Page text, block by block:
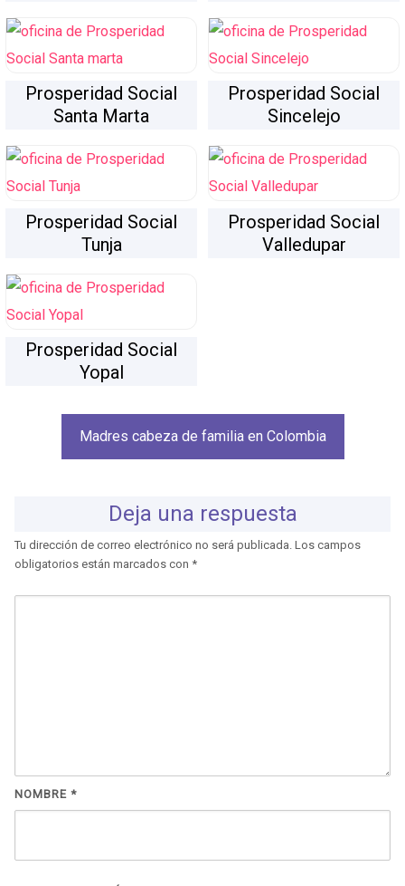
Prosperidad Social
Santa Marta
Prosperidad Social
Sincelejo
Prosperidad Social
Tunja
Prosperidad Social
Valledupar
Prosperidad Social
Yopal
Madres cabeza de familia en Colombia
Deja una respuesta
Tu dirección de correo electrónico no será publicada. Los campos
obligatorios están marcados con *
NOMBRE *